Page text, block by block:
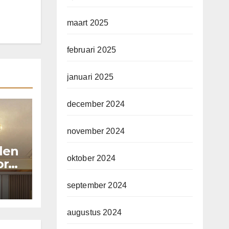
maart 2025
februari 2025
januari 2025
december 2024
november 2024
oktober 2024
september 2024
augustus 2024